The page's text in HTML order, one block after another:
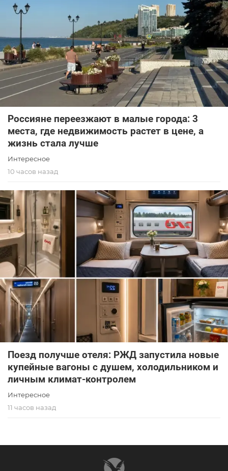
Россияне переезжают в малые города: 3
места, где недвижимость растет в цене, а
жизнь стала лучше
Интересное
10 часов назад
Поезд получше отеля: РЖД запустила новые
купейные вагоны с душем, холодильником и
личным климат-контролем
Интересное
11 часов назад